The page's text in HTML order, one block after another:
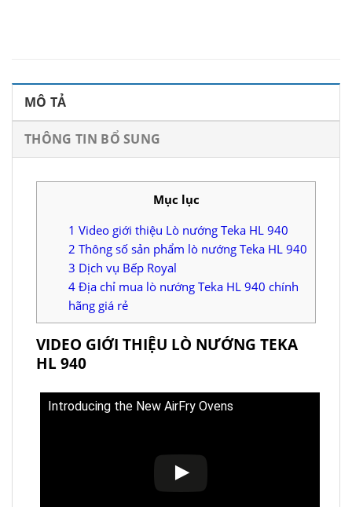
MÔ TẢ
THÔNG TIN BỔ SUNG
Mục lục
1 Video giới thiệu Lò nướng Teka HL 940
2 Thông số sản phẩm lò nướng Teka HL 940
3 Dịch vụ Bếp Royal
4 Địa chỉ mua lò nướng Teka HL 940 chính
hãng giá rẻ
VIDEO GIỚI THIỆU LÒ NƯỚNG TEKA
HL 940
Introducing the New AirFry Ovens